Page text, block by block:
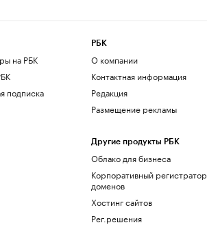
на РБК
подписка
РБК
О компании
Контактная информация
Редакция
Размещение рекламы
Другие продукты РБК
Облако для бизнеса
Корпоративный регистратор
доменов
Хостинг сайтов
Рег.решения